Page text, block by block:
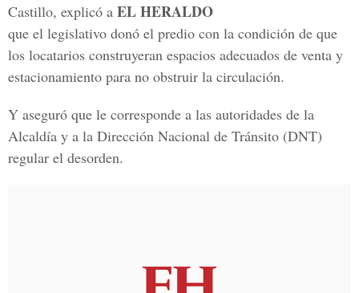
Castillo, explicó a EL HERALDO
que el legislativo donó el predio con la condición de que
los locatarios construyeran espacios adecuados de venta y
estacionamiento para no obstruir la circulación.
Y aseguró que le corresponde a las autoridades de la
Alcaldía y a la Dirección Nacional de Tránsito (DNT)
regular el desorden.